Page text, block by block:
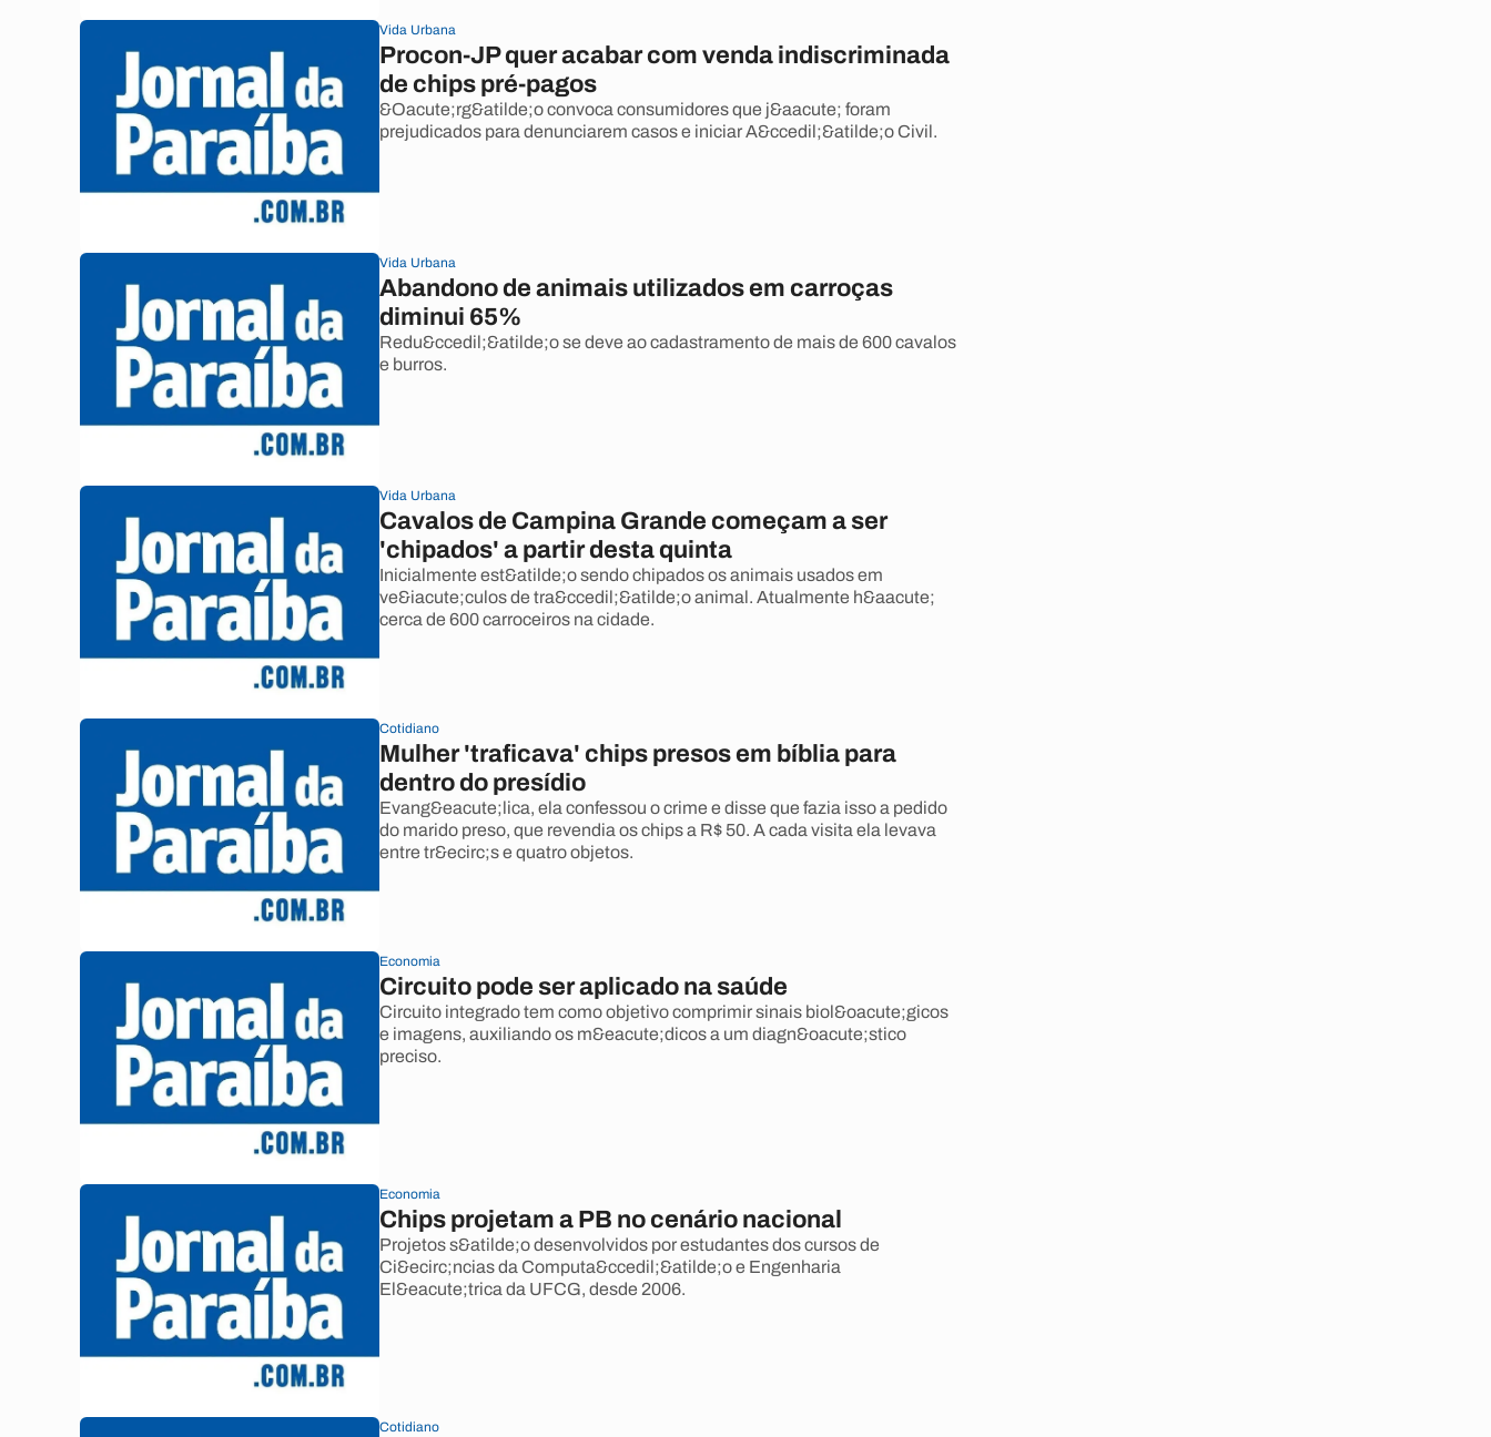
Vida Urbana
Procon-JP quer acabar com venda indiscriminada
de chips pré-pagos
&Oacute;rg&atilde;o convoca consumidores que j&aacute; foram
prejudicados para denunciarem casos e iniciar A&ccedil;&atilde;o Civil.
Vida Urbana
Abandono de animais utilizados em carroças
diminui 65%
Redu&ccedil;&atilde;o se deve ao cadastramento de mais de 600 cavalos
e burros.
Vida Urbana
Cavalos de Campina Grande começam a ser
'chipados' a partir desta quinta
Inicialmente est&atilde;o sendo chipados os animais usados em
ve&iacute;culos de tra&ccedil;&atilde;o animal. Atualmente h&aacute;
cerca de 600 carroceiros na cidade.
Cotidiano
Mulher 'traficava' chips presos em bíblia para
dentro do presídio
Evang&eacute;lica, ela confessou o crime e disse que fazia isso a pedido
do marido preso, que revendia os chips a R$ 50. A cada visita ela levava
entre tr&ecirc;s e quatro objetos.
Economia
Circuito pode ser aplicado na saúde
Circuito integrado tem como objetivo comprimir sinais biol&oacute;gicos
e imagens, auxiliando os m&eacute;dicos a um diagn&oacute;stico
preciso.
Economia
Chips projetam a PB no cenário nacional
Projetos s&atilde;o desenvolvidos por estudantes dos cursos de
Ci&ecirc;ncias da Computa&ccedil;&atilde;o e Engenharia
El&eacute;trica da UFCG, desde 2006.
Cotidiano